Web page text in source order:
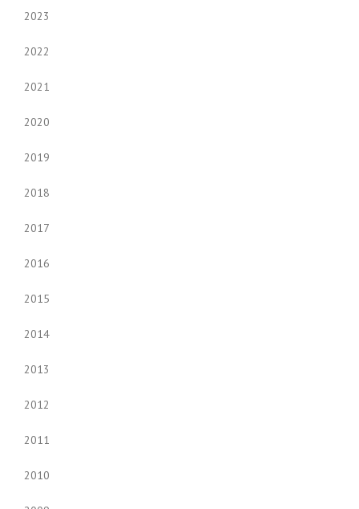
2023
2022
2021
2020
2019
2018
2017
2016
2015
2014
2013
2012
2011
2010